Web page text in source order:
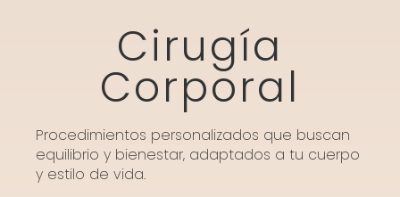
Cirugía
Corporal
Procedimientos personalizados que buscan
equilibrio y bienestar, adaptados a tu cuerpo
y estilo de vida.